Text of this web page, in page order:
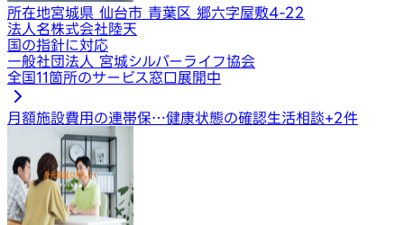
所在地宮城県 仙台市 青葉区 郷六字屋敷4-22
法人名株式会社陸天
国の指針に対応
一般社団法人 宮城シルバーライフ協会
全国11箇所のサービス窓口展開中
月額施設費用の連帯保…健康状態の確認生活相談+2件